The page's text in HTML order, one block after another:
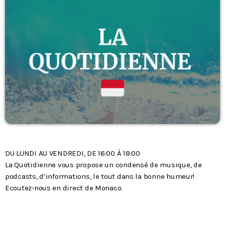
L’équipe
Contact
Contacts
DU LUNDI AU VENDREDI, DE 16:00 À 18:00
La Quotidienne vous propose un condensé de musique, de
podcasts, d’informations, le tout dans la bonne humeur!
Ecoutez-nous en direct de Monaco.